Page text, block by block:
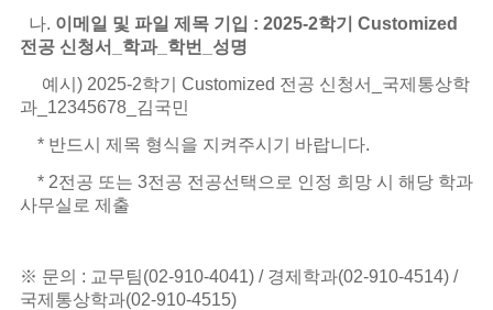
나. 이메일 및 파일 제목 기입 : 2025-2학기 Customized
전공 신청서_학과_학번_성명
예시) 2025-2학기 Customized 전공 신청서_국제통상학
과_12345678_김국민
* 반드시 제목 형식을 지켜주시기 바랍니다.
* 2전공 또는 3전공 전공선택으로 인정 희망 시 해당 학과
사무실로 제출
※ 문의 : 교무팀(02-910-4041) / 경제학과(02-910-4514) /
국제통상학과(02-910-4515)